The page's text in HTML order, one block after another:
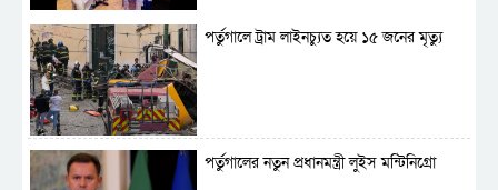
পর্তুগালে ট্রাম লাইনচ্যুত হয়ে ১৫ জনের মৃত্যু
পর্তুগালের নতুন প্রধানমন্ত্রী লুইস মন্টিনিগ্রো